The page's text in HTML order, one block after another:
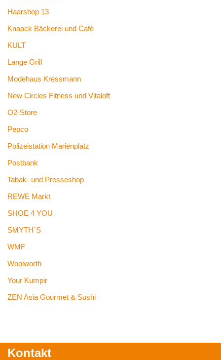
Haarshop 13
Knaack Bäckerei und Café
KULT
Lange Grill
Modehaus Kressmann
New Circles Fitness und Vitaloft
O2-Store
Pepco
Polizeistation Marienplatz
Postbank
Tabak- und Presseshop
REWE Markt
SHOE 4 YOU
SMYTH`S
WMF
Woolworth
Your Kumpir
ZEN Asia Gourmet & Sushi
Kontakt